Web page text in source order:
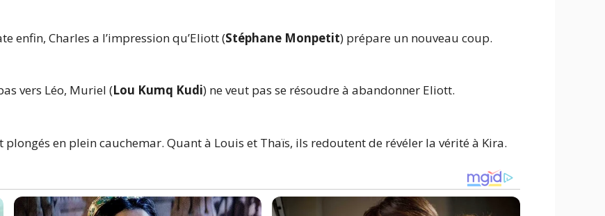
enfin, Charles a l’impression qu’Eliott (Stéphane Monpetit) prépare un nouveau coup.
vers Léo, Muriel (Lou Kumq Kudi) ne veut pas se résoudre à abandonner Eliott.
plongés en plein cauchemar. Quant à Louis et Thaïs, ils redoutent de révéler la vérité à Kira.